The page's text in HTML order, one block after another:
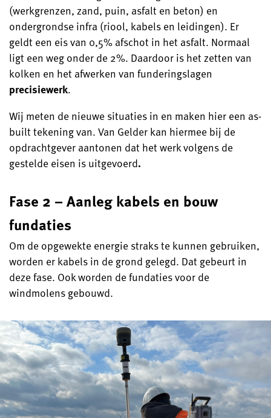
(werkgrenzen, zand, puin, asfalt en beton) en
ondergrondse infra (riool, kabels en leidingen). Er
geldt een eis van 0,5% afschot in het asfalt. Normaal
ligt een weg onder de 2%. Daardoor is het zetten van
kolken en het afwerken van funderingslagen
precisiewerk.
Wij meten de nieuwe situaties in en maken hier een as-
built tekening van. Van Gelder kan hiermee bij de
opdrachtgever aantonen dat het werk volgens de
gestelde eisen is uitgevoerd.
Fase 2 – Aanleg kabels en bouw
fundaties
Om de opgewekte energie straks te kunnen gebruiken,
worden er kabels in de grond gelegd. Dat gebeurt in
deze fase. Ook worden de fundaties voor de
windmolens gebouwd.